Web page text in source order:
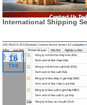
International Shipping
16
Th9